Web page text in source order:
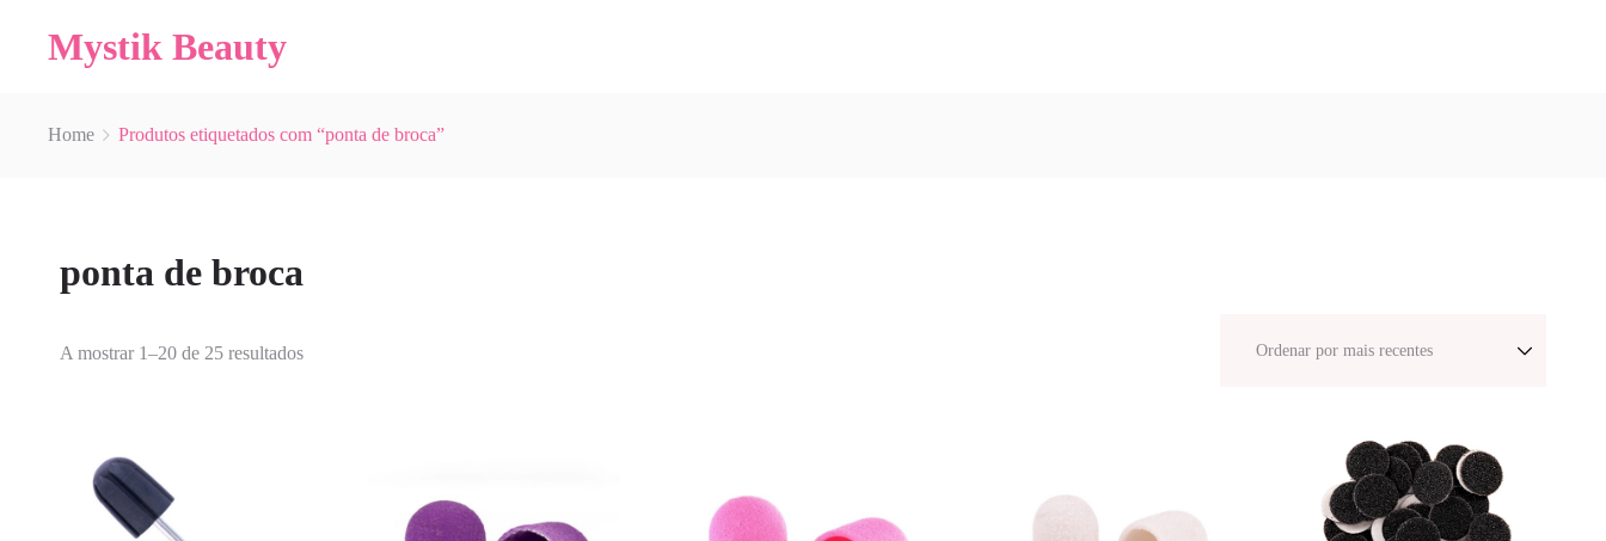
Mystik Beauty
Home Produtos etiquetados com “ponta de broca”
ponta de broca
A mostrar 1–20 de 25 resultados